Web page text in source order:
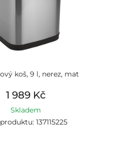
koš, 9 l, nerez, mat
1 989 Kč
Skladem
137115225